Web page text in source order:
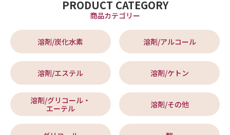
PRODUCT CATEGORY
商品カテゴリー
溶剤/炭化水素 溶剤/アルコール
溶剤/エステル 溶剤/ケトン
溶剤/グリコール・
エーテル
溶剤/その他